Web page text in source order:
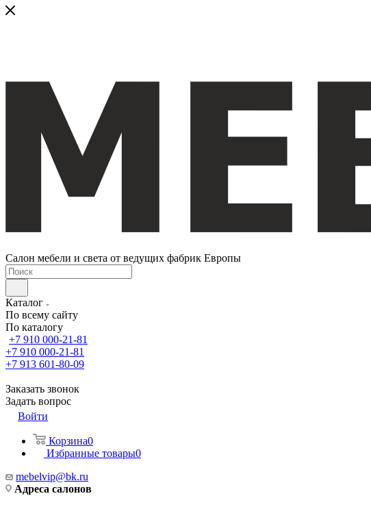
Салон мебели и света от ведущих фабрик Европы
Каталог
По всему сайту
По каталогу
+7 910 000-21-81
+7 910 000-21-81
+7 913 601-80-09
Заказать звонок
Задать вопрос
Войти
Корзина0
Избранные товары0
mebelvip@bk.ru
Адреса салонов